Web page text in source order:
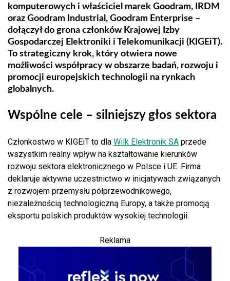
komputerowych i właściciel marek Goodram, IRDM
oraz Goodram Industrial, Goodram Enterprise –
dołączył do grona członków Krajowej Izby
Gospodarczej Elektroniki i Telekomunikacji (KIGEiT).
To strategiczny krok, który otwiera nowe
możliwości współpracy w obszarze badań, rozwoju i
promocji europejskich technologii na rynkach
globalnych.
Wspólne cele – silniejszy głos sektora
Członkostwo w KIGEiT to dla Wilk Elektronik SA przede
wszystkim realny wpływ na kształtowanie kierunków
rozwoju sektora elektronicznego w Polsce i UE. Firma
deklaruje aktywne uczestnictwo w inicjatywach związanych
z rozwojem przemysłu półprzewodnikowego,
niezależnością technologiczną Europy, a także promocją
eksportu polskich produktów wysokiej technologii.
Reklama